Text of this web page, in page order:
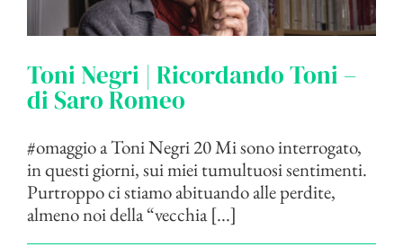
Toni Negri | Ricordando Toni –
di Saro Romeo
#omaggio a Toni Negri 20 Mi sono interrogato,
in questi giorni, sui miei tumultuosi sentimenti.
Purtroppo ci stiamo abituando alle perdite,
almeno noi della “vecchia [...]